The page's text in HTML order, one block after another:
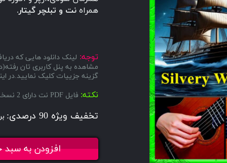
همراه نت و تبلچر گیتار.
توجه: لینک دانلود هایی که
مشاهده به پنل کاربری تان
گزینه جزییات کلیک نمایید.در
نکته: فایل PDF نت دارای 2 نسخه میباشد، یکی با تبلچر و دیگری بدون تبلچر.
تخفیف ویژه 90 درصدی:
افزودن به سبد